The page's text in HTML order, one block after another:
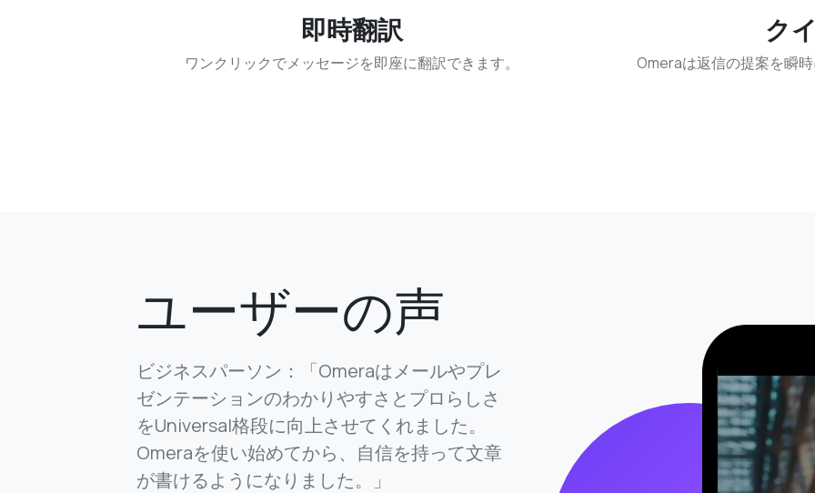
即時翻訳
ワンクリックでメッセージを即座に翻訳できます。
ク
Omeraは返信の提案を瞬
ユーザーの声
ビジネスパーソン：「Omeraはメールやプレ
ゼンテーションのわかりやすさとプロらしさ
をUniversal格段に向上させてくれました。
Omeraを使い始めてから、自信を持って文章
が書けるようになりました。」